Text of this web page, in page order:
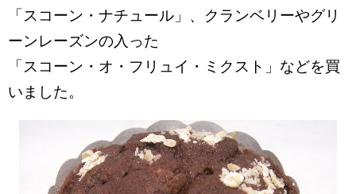
「スコーン・ナチュール」、クランベリーやグリ
ーンレーズンの入った
「スコーン・オ・フリュイ・ミクスト」などを買
いました。